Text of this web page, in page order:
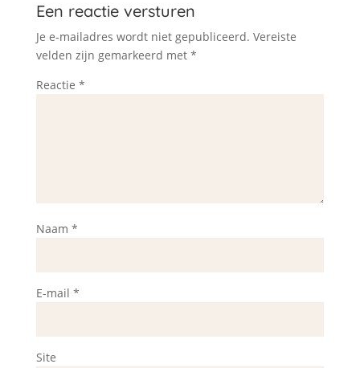
Een reactie versturen
Je e-mailadres wordt niet gepubliceerd. Vereiste
velden zijn gemarkeerd met *
Reactie *
Naam *
E-mail *
Site